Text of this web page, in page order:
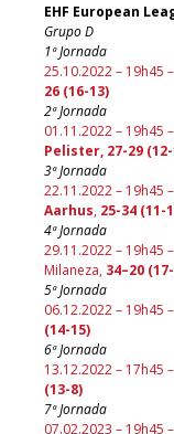
EHF European
Grupo D
1ª Jornada
25.10.2022 – 19h45 –
26 (16-13)
2ª Jornada
01.11.2022 – 19h45
Pelister, 27-29
3ª Jornada
22.11.2022 – 19h45
Aarhus, 25-34 (11-
4ª Jornada
29.11.2022 – 19h45 –
Milaneza, 34–20
5ª Jornada
06.12.2022 – 19h45
(14-15)
6ª Jornada
13.12.2022 – 17h45 –
(13-8)
7ª Jornada
07.02.2023 – 19h45 –